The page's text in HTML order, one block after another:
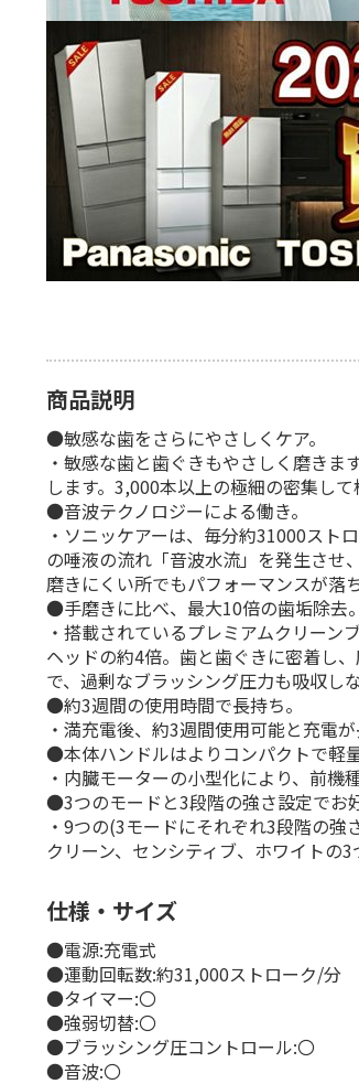
商品説明
●敏感な歯をさらにやさしくケア。
・敏感な歯と歯ぐきもやさしく磨き
します。3,000本以上の極細の密集し
●音波テクノロジーによる働き。
・ソニッケアーは、毎分約31000スト
の唾液の流れ「音波水流」を発生させ
磨きにくい所でもパフォーマンスが落
●手磨きに比べ、最大10倍の歯垢除去。
・搭載されているプレミアムクリー
ヘッドの約4倍。歯と歯ぐきに密着し
で、過剰なブラッシング圧力も吸収し
●約3週間の使用時間で長持ち。
・満充電後、約3週間使用可能と充電
●本体ハンドルはよりコンパクトで軽量
・内臓モーターの小型化により、前
●3つのモードと3段階の強さ設定でお
・9つの(3モードにそれぞれ3段階の
クリーン、センシティブ、ホワイトの
仕様・サイズ
●電源:充電式
●運動回転数:約31,000ストローク/分
●タイマー:〇
●強弱切替:〇
●ブラッシング圧コントロール:〇
●音波:〇